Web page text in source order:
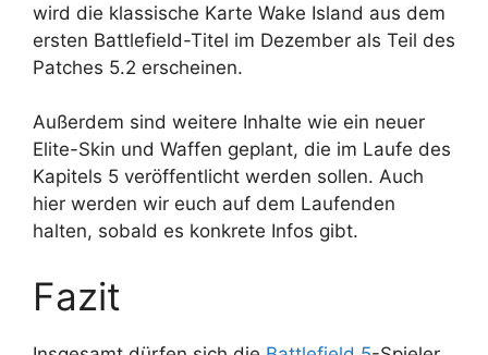
wird die klassische Karte Wake Island aus dem
ersten Battlefield-Titel im Dezember als Teil des
Patches 5.2 erscheinen.
Außerdem sind weitere Inhalte wie ein neuer
Elite-Skin und Waffen geplant, die im Laufe des
Kapitels 5 veröffentlicht werden sollen. Auch
hier werden wir euch auf dem Laufenden
halten, sobald es konkrete Infos gibt.
Fazit